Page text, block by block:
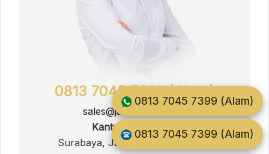
0813 7045 7399 (Alam)
sales@jati.furnitur.co.id
Kantor Pemasaran
Surabaya, Jawa Timur, Indonesia
0813 7045 7399 (Alam)
0813 7045 7399 (Alam)